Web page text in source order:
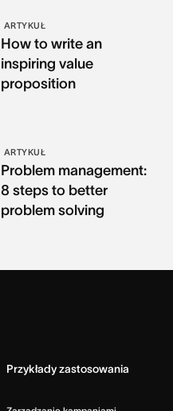
ARTYKUŁ
How to write an
inspiring value
proposition
ARTYKUŁ
Problem management:
8 steps to better
problem solving
Przykłady zastosowania